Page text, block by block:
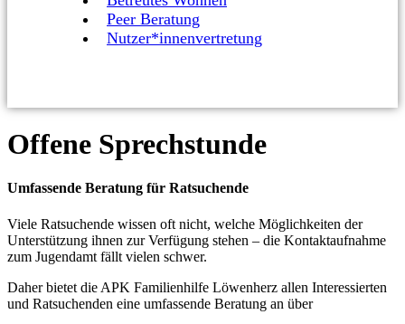
Peer Beratung
Nutzer*innenvertretung
Offene Sprechstunde
Umfassende Beratung für Ratsuchende
Viele Ratsuchende wissen oft nicht, welche Möglichkeiten der
Unterstützung ihnen zur Verfügung stehen – die Kontaktaufnahme
zum Jugendamt fällt vielen schwer.
Daher bietet die APK Familienhilfe Löwenherz allen Interessierten
und Ratsuchenden eine umfassende Beratung an über